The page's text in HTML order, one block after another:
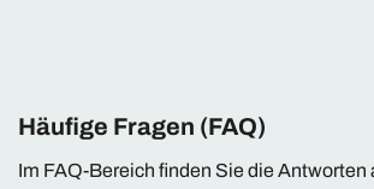
Häufige Fragen (FAQ)
Im FAQ-Bereich finden Sie die Antworten